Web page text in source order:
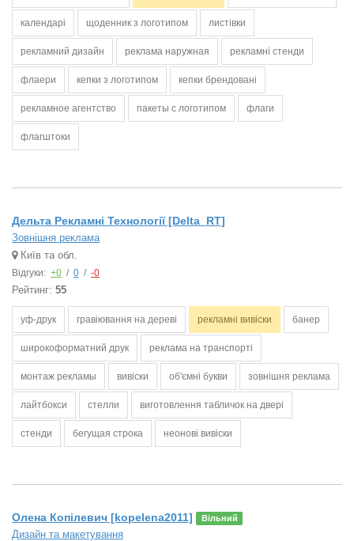
календарі щоденник з логотипом листівки
рекламний дизайн реклама наружная рекламні стенди
флаери кепки з логотипом кепки брендовані
рекламное агентство пакеты с логотипом флаги
флагштоки
Дельта Рекламні Технології [Delta_RT]
Зовнішня реклама
Київ та обл.
Відгуки: +0 / 0 / -0
Рейтинг: 55
уф-друк гравіювання на дереві рекламні вивіски банер
широкоформатний друк реклама на транспорті
монтаж рекламы вивіски об'ємні букви зовнішня реклама
лайтбокси стелли виготовлення табличок на двері
стенди бегущая строка неонові вивіски
Олена Копілевич [kopelena2011] Вільний
Дизайн та макетування